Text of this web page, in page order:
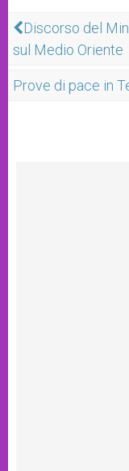
Discorso del
sul Medio Oriente
Prove di pace in